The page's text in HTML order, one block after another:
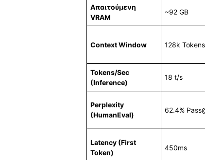
Απαιτούμενη
VRAM
~92 GB
Context Window 128k Tokens
Tokens/Sec
(Inference)
18 t/s
Perplexity
(HumanEval)
62.4%
Latency (First
Token)
450ms